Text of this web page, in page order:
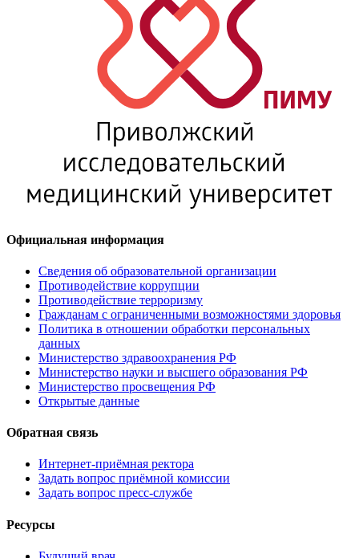
Официальная информация
Сведения об образовательной организации
Противодействие коррупции
Противодействие терроризму
Гражданам с ограниченными возможностями здоровья
Политика в отношении обработки персональных
данных
Министерство здравоохранения РФ
Министерство науки и высшего образования РФ
Министерство просвещения РФ
Открытые данные
Обратная связь
Интернет-приёмная ректора
Задать вопрос приёмной комиссии
Задать вопрос пресс-службе
Ресурсы